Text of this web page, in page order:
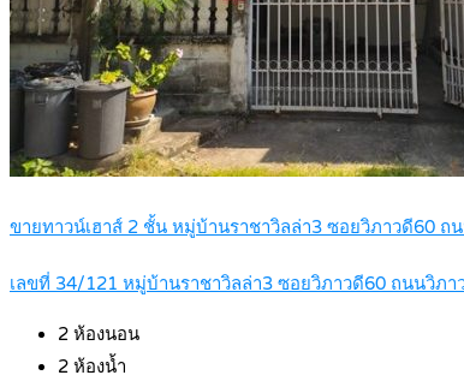
ขายทาวน์เฮาส์ 2 ชั้น หมู่บ้านราชาวิลล่า3 ซอยวิภาวดี60 ถ
เลขที่ 34/121 หมู่บ้านราชาวิลล่า3 ซอยวิภาวดี60 ถนนวิภา
2 ห้องนอน
2 ห้องน้ำ